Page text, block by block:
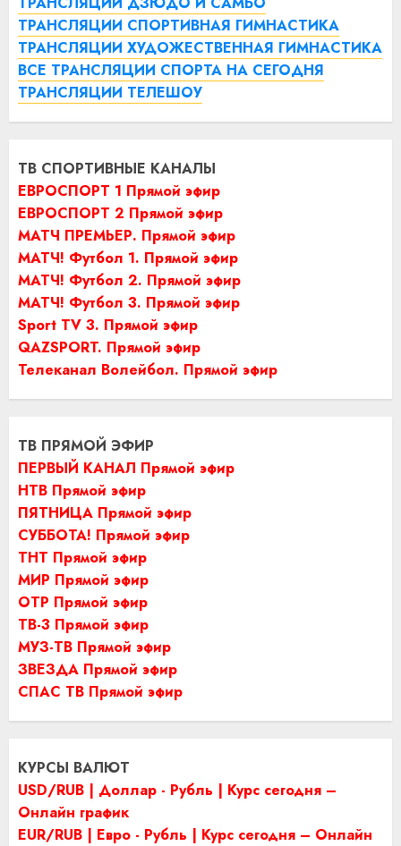
ТРАНСЛЯЦИИ СПОРТИВНАЯ ГИМНАСТИКА
ТРАНСЛЯЦИИ ХУДОЖЕСТВЕННАЯ ГИМНАСТИКА
ВСЕ ТРАНСЛЯЦИИ СПОРТА НА СЕГОДНЯ
ТРАНСЛЯЦИИ ТЕЛЕШОУ
ТВ СПОРТИВНЫЕ КАНАЛЫ
ЕВРОСПОРТ 1 Прямой эфир
ЕВРОСПОРТ 2 Прямой эфир
МАТЧ ПРЕМЬЕР. Прямой эфир
МАТЧ! Футбол 1. Прямой эфир
МАТЧ! Футбол 2. Прямой эфир
МАТЧ! Футбол 3. Прямой эфир
Sport TV 3. Прямой эфир
QAZSPORT. Прямой эфир
Телеканал Волейбол. Прямой эфир
ТВ ПРЯМОЙ ЭФИР
ПЕРВЫЙ КАНАЛ Прямой эфир
НТВ Прямой эфир
ПЯТНИЦА Прямой эфир
СУББОТА! Прямой эфир
ТНТ Прямой эфир
МИР Прямой эфир
ОТР Прямой эфир
ТВ-3 Прямой эфир
МУЗ-ТВ Прямой эфир
ЗВЕЗДА Прямой эфир
СПАС ТВ Прямой эфир
КУРСЫ ВАЛЮТ
USD/RUB | Доллар - Рубль | Курс сегодня –
Онлайн график
EUR/RUB | Евро - Рубль | Курс сегодня – Онлайн